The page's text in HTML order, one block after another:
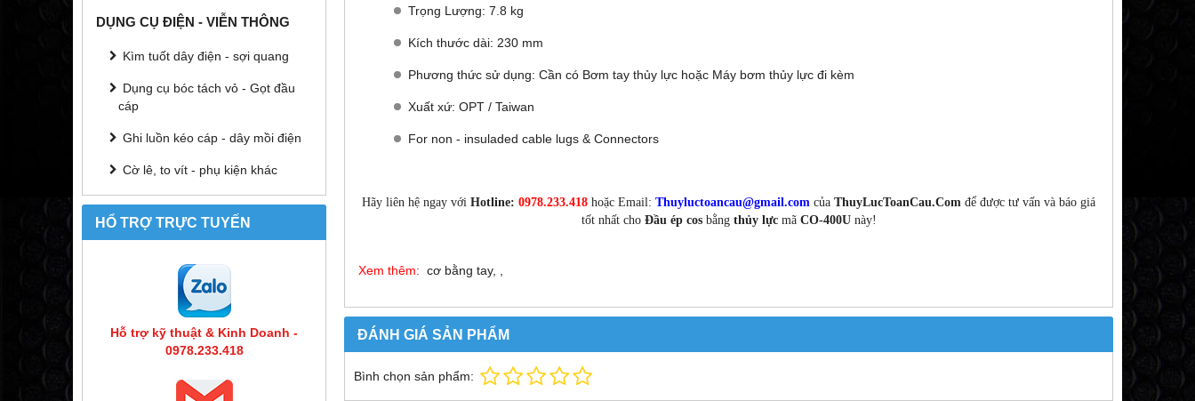
DỤNG CỤ ĐIỆN - VIỄN THÔNG
Kìm tuốt dây điện - sợi quang
Dụng cụ bóc tách vỏ - Gọt đầu
cáp
Ghi luồn kéo cáp - dây mồi điện
Cờ lê, to vít - phụ kiện khác
HỔ TRỢ TRỰC TUYẾN
Hỗ trợ kỹ thuật & Kinh Doanh -
0978.233.418
Trọng Lượng: 7.8 kg
Kích thước dài: 230 mm
Phương thức sử dụng: Cần có Bơm tay thủy lực hoặc Máy bơm thủy lực đi kèm
Xuất xứ: OPT / Taiwan
For non - insuladed cable lugs & Connectors
Hãy liên hệ ngay với Hotline: 0978.233.418 hoặc Email: Thuyluctoancau@gmail.com của ThuyLucToanCau.Com để được tư vấn và báo giá
tốt nhất cho Đầu ép cosbằng thủy lựcmã CO-400U này!
Xem thêm: cơ bằng tay, ,
ĐÁNH GIÁ SẢN PHẨM
Bình chọn sản phẩm: